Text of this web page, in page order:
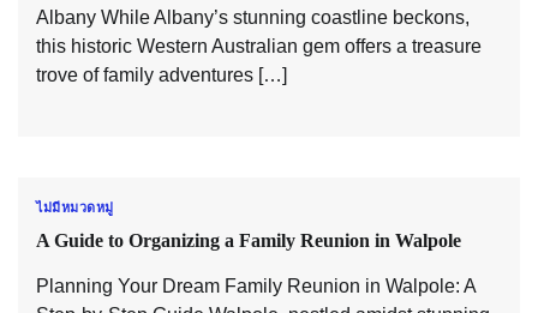
Albany While Albany’s stunning coastline beckons,
this historic Western Australian gem offers a treasure
trove of family adventures […]
ไม่มีหมวดหมู่
A Guide to Organizing a Family Reunion in Walpole
Planning Your Dream Family Reunion in Walpole: A